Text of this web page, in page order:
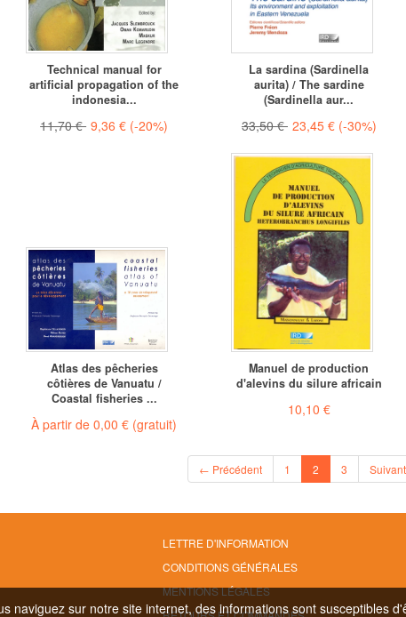
naviguez sur notre site internet, des informations sont susceptibles
Technical manual for
artificial propagation of the
indonesia...
11,70 € 9,36 € (-20%)
La sardina (Sardinella
aurita) / The sardine
(Sardinella aur...
33,50 € 23,45 € (-30%)
Atlas des pêcheries
côtières de Vanuatu /
Coastal fisheries ...
À partir de0,00 € (gratuit)
Manuel de production
d'alevins du silure africain
10,10 €
← Précédent 1 2 (current)
3
LETTRE D'INFORMATION
CONDITIONS GÉNÉRALES
MENTIONS LÉGALES